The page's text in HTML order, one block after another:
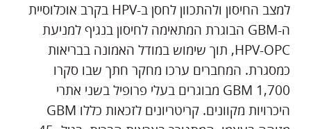
למצב החיסון ולהתכוון לחסן ב-HPV בקרב אוכלוסיית
ה-GBM הבוגרת המתאימה לחיסון בנגיף למניעת
HPV-OPC, תוך שימוש במודל האמונה בבריאות
כמסגרת. המחברים ערכו מחקר חתך שבו סקרו
1,700 GBM מבוגרים בעלי פרופיל בשני אתרי
היכרויות מקוונים. קריטריונים לזכאות כללו GBM